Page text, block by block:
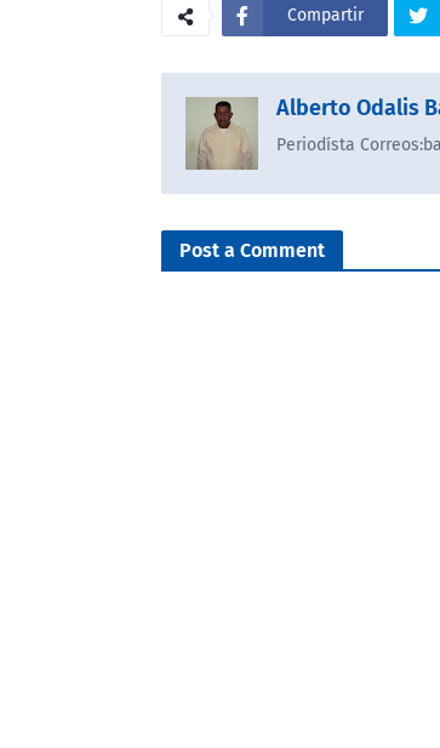
Compartir
Alberto Odalis
Periodísta
Post a Comment